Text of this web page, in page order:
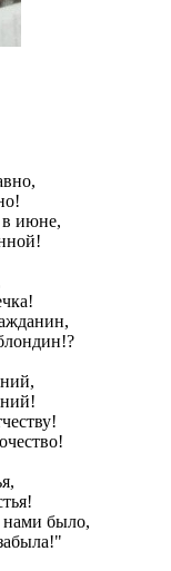
в июне,
нами было,